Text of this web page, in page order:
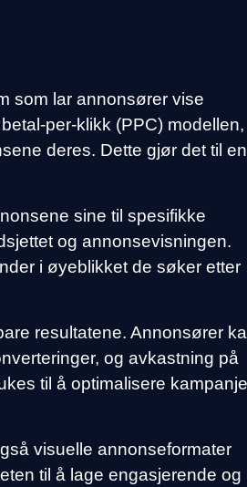
som lar annonsører vise
per-klikk (PPC) modellen,
deres. Dette gjør det til en
sine til spesifikke
og annonsevisningen.
i øyeblikket de søker etter
resultatene. Annonsører
og avkastning på
til å optimalisere
visuelle annonseformater
til å lage engasjerende og